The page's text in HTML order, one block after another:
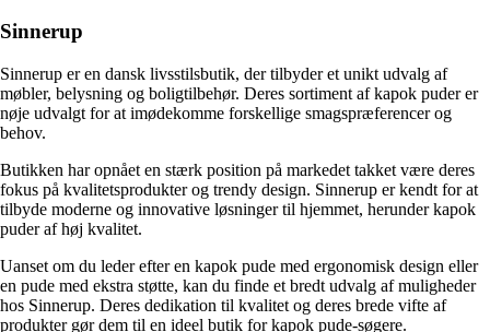
Sinnerup
Sinnerup er en dansk livsstilsbutik, der tilbyder et unikt udvalg af
møbler, belysning og boligtilbehør. Deres sortiment af kapok puder er
nøje udvalgt for at imødekomme forskellige smagspræferencer og
behov.
Butikken har opnået en stærk position på markedet takket være deres
fokus på kvalitetsprodukter og trendy design. Sinnerup er kendt for at
tilbyde moderne og innovative løsninger til hjemmet, herunder kapok
puder af høj kvalitet.
Uanset om du leder efter en kapok pude med ergonomisk design eller
en pude med ekstra støtte, kan du finde et bredt udvalg af muligheder
hos Sinnerup. Deres dedikation til kvalitet og deres brede vifte af
produkter gør dem til en ideel butik for kapok pude-søgere.